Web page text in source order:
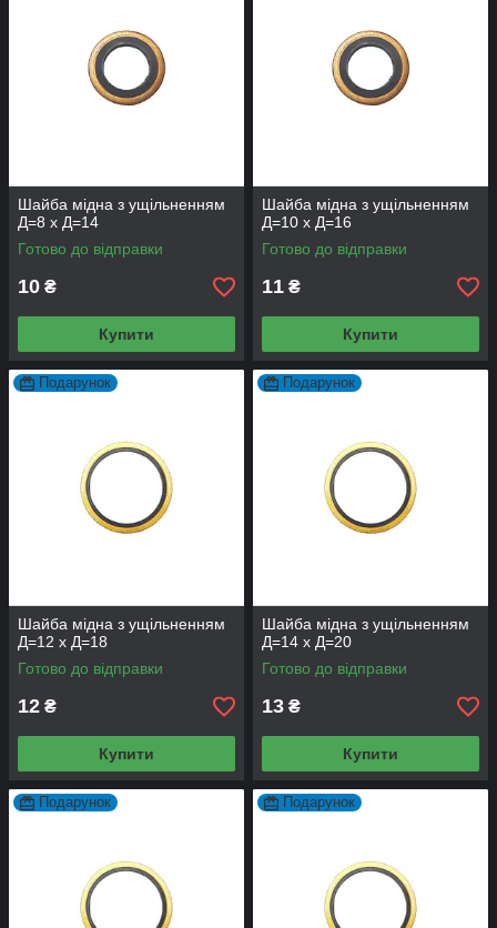
Шайба мідна з ущільненням
Д=8 х Д=14
Готово до відправки
10 ₴
Купити
Шайба мідна з ущільненням
Д=10 х Д=16
Готово до відправки
11 ₴
Купити
Подарунок
Шайба мідна з ущільненням
Д=12 х Д=18
Готово до відправки
12 ₴
Купити
Подарунок
Шайба мідна з ущільненням
Д=14 х Д=20
Готово до відправки
13 ₴
Купити
Подарунок Подарунок